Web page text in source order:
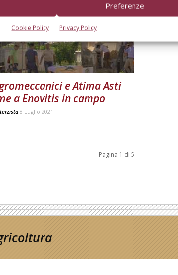
Preferenze
Cookie Policy Privacy Policy
e Atima Asti
a Enovitis in campo
8 Luglio 2021
Pagina 1 di 5